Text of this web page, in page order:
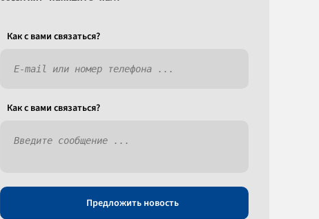
Как c вами связаться?
Как c вами связаться?
Предложить новость